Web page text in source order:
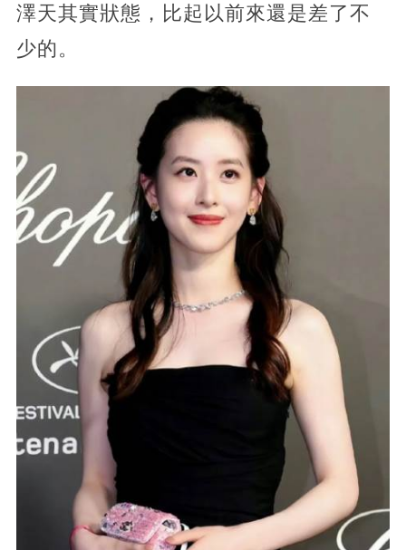
澤天其實狀態，比起以前來還是差了不
少的。